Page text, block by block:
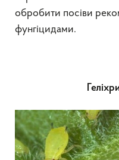
обробити посіви
фунгіцидами.